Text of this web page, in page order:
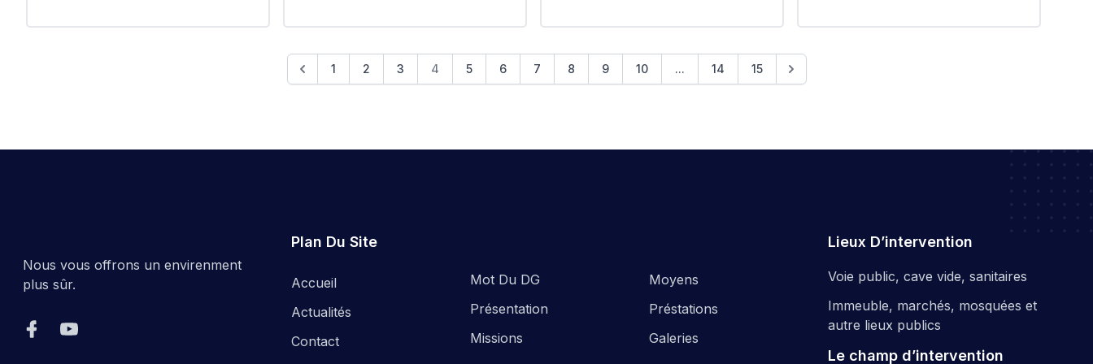
#EPIC_HUPE
#EPIC_HUPE
#تدخلات_ميدانية #نظافة_الشواطئ
#شواطئ_المقاطعة_الإدارية_باب_الواد
topographiques en présence d'un
1 2 3 4 5 6 7 8 9 10 ... 14 15
Nous vous offrons un envirenment
plus sûr.
Plan Du Site
Accueil
Actualités
Contact
Mot Du DG
Présentation
Missions
Moyens
Préstations
Galeries
Lieux D’intervention
Voie public, cave vide, sanitaires
Immeuble, marchés, mosquées et
autre lieux publics
Le champ d’intervention